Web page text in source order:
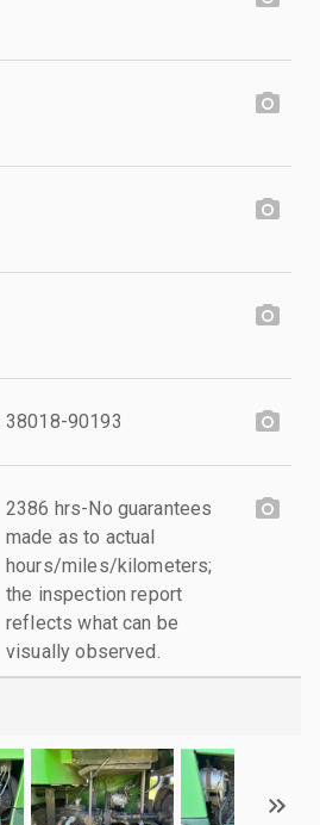
38018-90193
2386 hrs-No guarantees
made as to actual
hours/miles/kilometers;
the inspection report
reflects what can be
visually observed.